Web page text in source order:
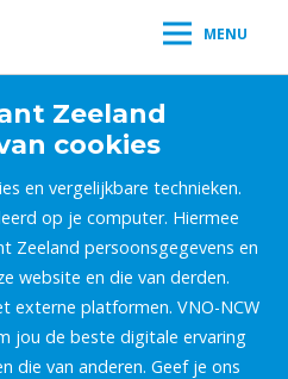
MENU
Zeeland
cookies
en vergelijkbare technieken.
op je computer. Hiermee
Zeeland persoonsgegevens en
website en die van derden.
externe platformen. VNO-NCW
jou de beste digitale ervaring
die van anderen. Geef je ons